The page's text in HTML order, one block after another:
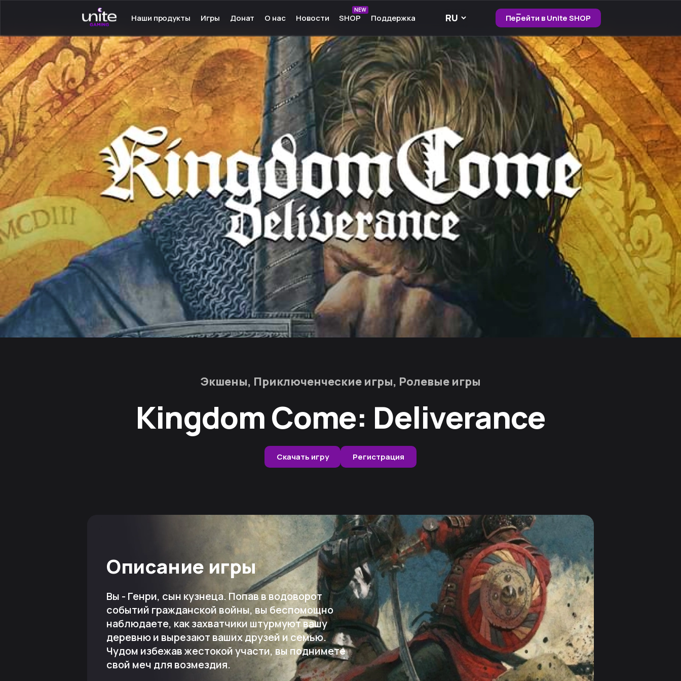
Наши продукты
Launcher для PC
Launcher для Android
TeamSpeak для PC
Mumble для Android
Покупка игр
Ключ - Steam
Игры
Серверные игры
Сетевые игры
Одиночные игры
Программы для игр
Игры на Android
Инструкции к играм
Донат О нас
О нас
Команда
Культура
Партнёры
Карьера
Ресурсы
Сообщество
Новости SHOP
NEW
Поддержка Перейти в Unite SHOP
Экшены, Приключенческие игры, Ролевые игры
Kingdom Come: Deliverance
Скачать игру Регистрация
Описание игры
Вы - Генри, сын кузнеца. Попав в водоворот
событий гражданской войны, вы беспомощно
наблюдаете, как захватчики штурмуют вашу
деревню и вырезают ваших друзей и семью.
Чудом избежав жестокой участи, вы поднимете
свой меч для возмездия.